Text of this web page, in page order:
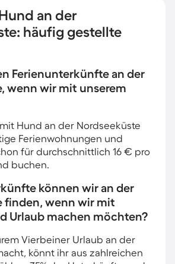
an der
häufig gestellte
Ferienunterkünfte an der
wenn wir mit unserem
Hund an der Nordseeküste
Ferienwohnungen und
für durchschnittlich 16 € pro
buchen.
können wir an der
finden, wenn wir mit
Urlaub machen möchten?
Vierbeiner Urlaub an der
könnt ihr aus zahlreichen